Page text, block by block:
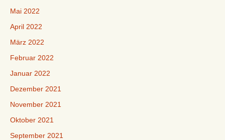
Mai 2022
April 2022
März 2022
Februar 2022
Januar 2022
Dezember 2021
November 2021
Oktober 2021
September 2021